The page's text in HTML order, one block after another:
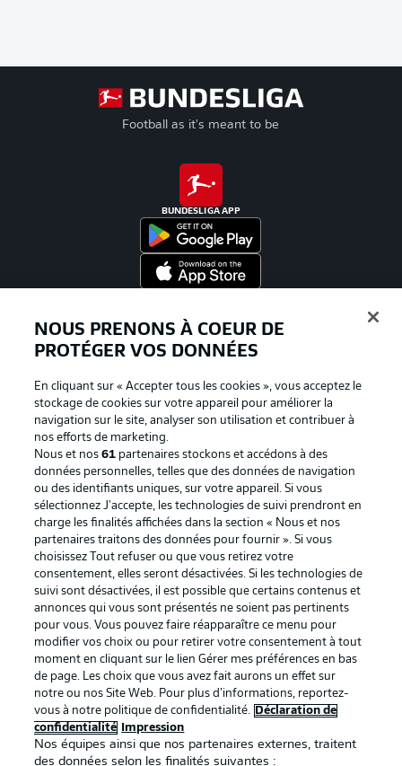
Football as it's meant to be
BUNDESLIGA APP
La publicité Conditions d’utilisation des
Mentions Légales Gérer mes préférences
Déclaration de
confidentialité
Diffuseurs
Travaux Contact
Impression Joueurs
NOUS PRENONS À COEUR DE
PROTÉGER VOS DONNÉES
En cliquant sur « Accepter tous les cookies », vous acceptez le
stockage de cookies sur votre appareil pour améliorer la
navigation sur le site, analyser son utilisation et contribuer à
nos efforts de marketing.
Nous et nos61 partenaires stockons et accédons à des
données personnelles, telles que des données de navigation
ou des identifiants uniques, sur votre appareil. Si vous
sélectionnez J'accepte, les technologies de suivi prendront en
charge les finalités affichées dans la section « Nous et nos
partenaires traitons des données pour fournir ». Si vous
choisissez Tout refuser ou que vous retirez votre
consentement, elles seront désactivées. Si les technologies de
suivi sont désactivées, il est possible que certains contenus et
annonces qui vous sont présentés ne soient pas pertinents
pour vous. Vous pouvez faire réapparaître ce menu pour
modifier vos choix ou pour retirer votre consentement à tout
moment en cliquant sur le lien Gérer mes préférences en bas
de page. Les choix que vous avez fait aurons un effet sur
notre ou nos Site Web. Pour plus d’informations, reportez-
vous à notre politique de confidentialité.
Déclaration de
confidentialité
Impression
Nos équipes ainsi que nos partenaires externes, traitent
des données selon les finalités suivantes :